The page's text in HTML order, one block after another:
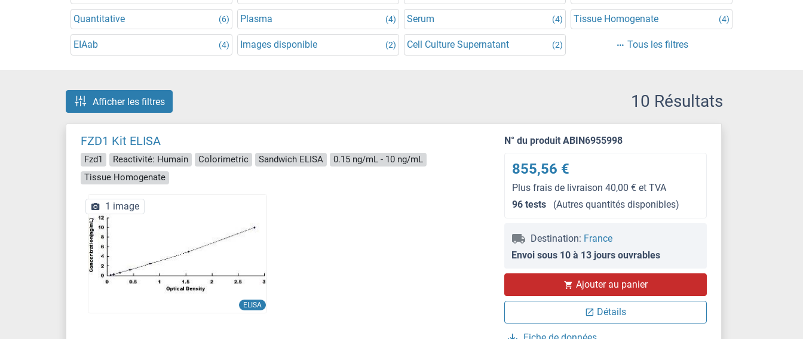
Quantitative (6) Plasma (4) Serum (4) Tissue Homogenate (4)
EIAab (4) Images disponible (2) Cell Culture Supernatant (2) Tous les filtres
Afficher les filtres 10 Résultats
FZD1 Kit ELISA
Fzd1 Reactivité: Humain Colorimetric Sandwich ELISA
0.15 ng/mL - 10 ng/mL
Tissue Homogenate
ELISA
1 image
N° du produit ABIN6955998
855,56 €
Plus frais de livraison 40,00 € et TVA
96 tests
(Autres quantités disponibles)
Destination: France
Envoi sous 10 à 13 jours ouvrables
Ajouter au panier
Détails